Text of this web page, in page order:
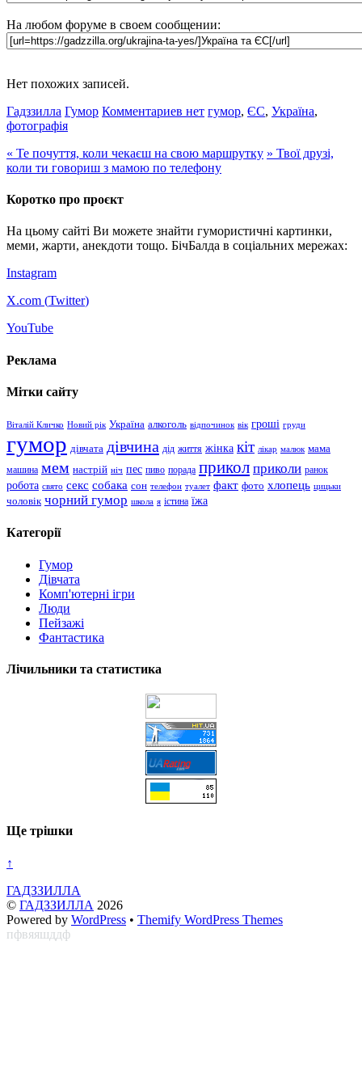
На любом форуме в своем сообщении:
Нет похожих записей.
Гадззилла Гумор Комментариев нет гумор, ЄС, Україна,
фотографія
« Те почуття, коли чекаєш на свою маршрутку » Твої друзі,
коли ти говориш з мамою по телефону
Коротко про проєкт
На цьому сайті Ви можете знайти гумористичні картинки,
меми, жарти, анекдоти тощо. БічБалда в соціальних мережах:
Instagram
X.com (Twitter)
YouTube
Реклама
Мітки сайту
Віталій Кличко Новий рік Україна алкоголь відпочинок вік гроші груди
гумор дівчата дівчина дід життя жінка кіт лікар малюк мама
машина мем настрій ніч пес пиво порада прикол приколи ранок
робота свято секс собака сон телефон туалет факт фото хлопець цицьки
чоловік чорний гумор школа я істина їжа
Категорії
Гумор
Дівчата
Комп'ютерні ігри
Люди
Пейзажі
Фантастика
Лічильники та статистика
Ще трішки
↑
ГАДЗЗИЛЛА
© ГАДЗЗИЛЛА 2026
Powered by WordPress • Themify WordPress Themes
пфвяяшддф